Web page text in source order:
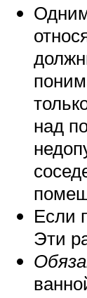
над
Если
Эти